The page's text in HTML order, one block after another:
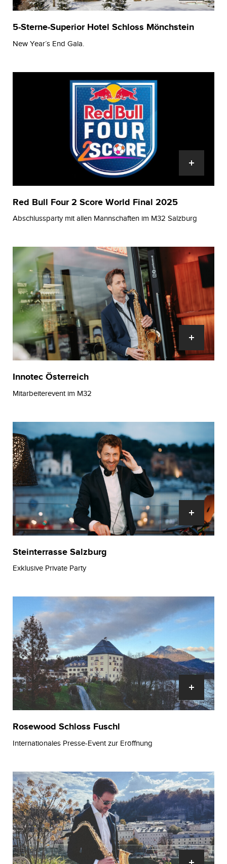
5-Sterne-Superior Hotel Schloss Mönchstein
New Year´s End Gala.
Red Bull Four 2 Score World Final 2025
Abschlussparty mit allen Mannschaften im M32 Salzburg
Innotec Österreich
Mitarbeiterevent im M32
Steinterrasse Salzburg
Exklusive Private Party
Rosewood Schloss Fuschl
Internationales Presse-Event zur Eröffnung